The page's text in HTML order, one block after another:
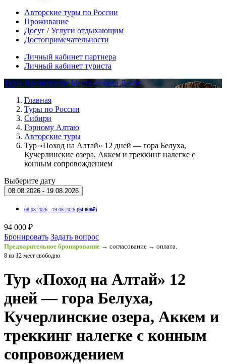
Авторские туры по России
Проживание
Досуг / Услуги отдыхающим
Достопримечательности
Личный кабинет партнера
Личный кабинет туриста
Туры ПроживаниеМеста отдыха Досуг
Главная
Туры по России
Сибири
Горному Алтаю
Авторские туры
Тур «Поход на Алтай» 12 дней — гора Белуха,
Кучерлинские озера, Аккем и треккинг налегке с
конным сопровождением
Выберите дату
08.08.2026 - 19.08.2026
08.08.2026 - 19.08.2026 (94 000₽)
94 000 ₽
Бронировать Задать вопрос
Предварительное бронирование → согласование → оплата.
8 из 12 мест свободно
Тур «Поход на Алтай» 12
дней — гора Белуха,
Кучерлинские озера, Аккем и
треккинг налегке с конным
сопровождением